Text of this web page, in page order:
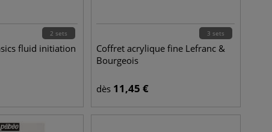
2 sets
fluid initiation
3 sets
Coffret acrylique fine Lefranc &
Bourgeois
dès 11,45 €